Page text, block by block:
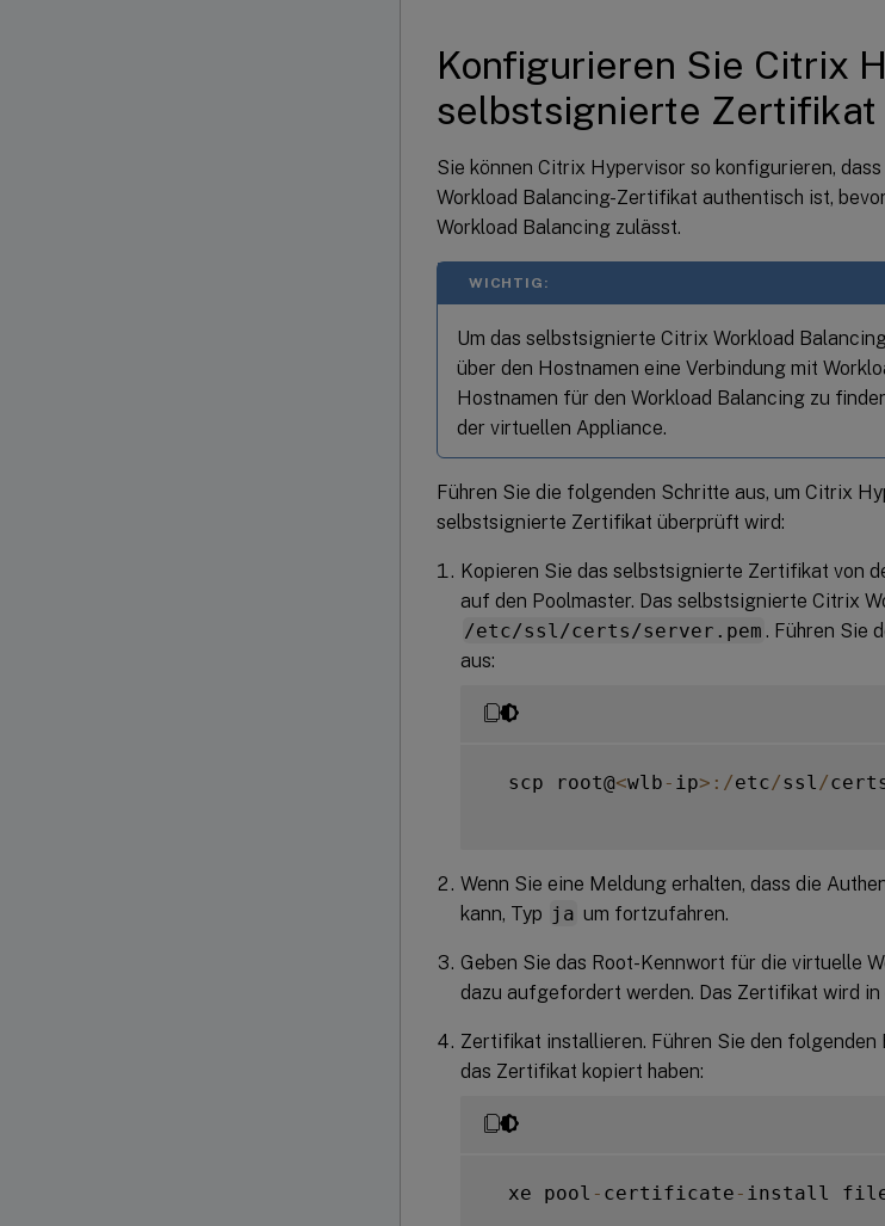
Konfigurieren Sie Citrix
selbstsignierte Zertifikat
Sie können Citrix Hypervisor so konfigurieren,
Workload Balancing-Zertifikat authentisch ist,
Workload Balancing zulässt.
WICHTIG:
Um das selbstsignierte Citrix Workload
über den Hostnamen eine Verbindung mit
Hostnamen für den Workload Balancing zu
der virtuellen Appliance.
Führen Sie die folgenden Schritte aus, um Citrix
selbstsignierte Zertifikat überprüft wird:
Kopieren Sie das selbstsignierte Zertifikat von
auf den Poolmaster. Das selbstsignierte Citrix
/etc/ssl/certs/server.pem . Führen Sie
aus:
  scp root@
<wlb - ip> : /etc/ssl /
Wenn Sie eine Meldung erhalten, dass die
kann, Typ ja um fortzufahren.
Geben Sie das Root-Kennwort für die virtuelle
dazu aufgefordert werden. Das Zertifikat wird
Zertifikat installieren. Führen Sie den folgenden
das Zertifikat kopiert haben:
  xe pool
- certificate - install